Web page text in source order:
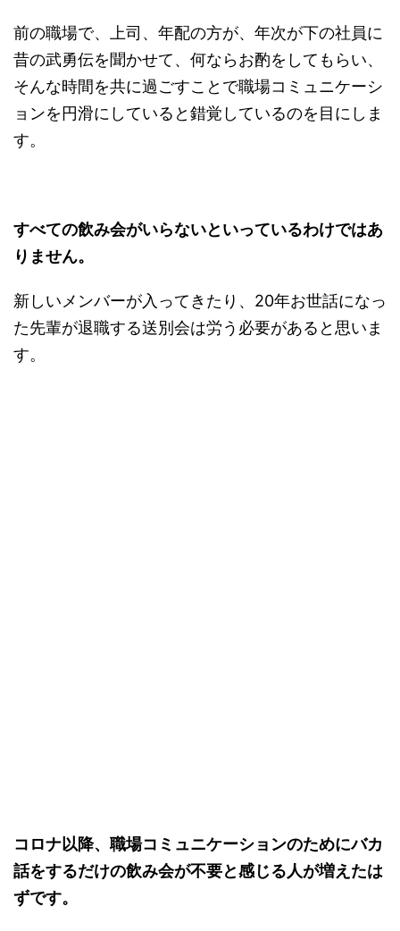
前の職場で、上司、年配の方が、年次が下の社員に
昔の武勇伝を聞かせて、何ならお酌をしてもらい、
そんな時間を共に過ごすことで職場コミュニケーシ
ョンを円滑にしていると錯覚しているのを目にしま
す。
すべての飲み会がいらないといっているわけではあ
りません。
新しいメンバーが入ってきたり、20年お世話になっ
た先輩が退職する送別会は労う必要があると思いま
す。
コロナ以降、職場コミュニケーションのためにバカ
話をするだけの飲み会が不要と感じる人が増えたは
ずです。